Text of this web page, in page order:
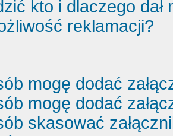
kto i dlaczego dał
reklamacji?
mogę dodać
mogę dodać
skasować